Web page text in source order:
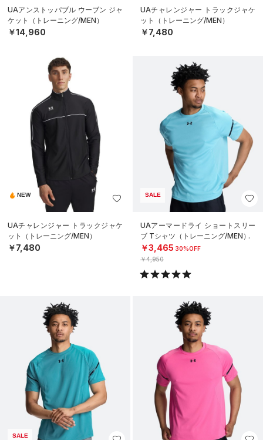
UAアンストッパブル ウーブン ジャ
ケット（トレーニング/MEN）
￥14,960
UAチャレンジャー トラックジャケ
ット（トレーニング/MEN）
￥7,480
NEW
UAチャレンジャー トラックジャケ
ット（トレーニング/MEN）
￥7,480
SALE
UAアーマードライ ショートスリー
ブ Tシャツ（トレーニング/MEN）
￥3,465 30%OFF
￥4,950
SALE